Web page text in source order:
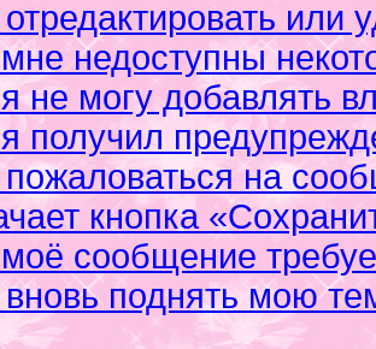
или
недоступны
не могу добавлять
получил
на
кнопка
сообщение
поднять мою